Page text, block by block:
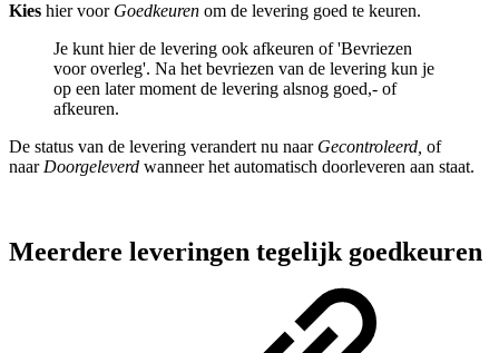
Kies hier voor Goedkeuren om de levering goed te keuren.
Je kunt hier de levering ook afkeuren of 'Bevriezen
voor overleg'. Na het bevriezen van de levering kun je
op een later moment de levering alsnog goed,- of
afkeuren.
De status van de levering verandert nu naar Gecontroleerd, of
naar Doorgeleverd wanneer het automatisch doorleveren aan staat.
Meerdere leveringen tegelijk goedkeuren